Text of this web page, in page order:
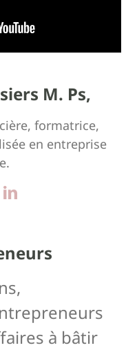
M. Ps,
formatrice,
en entreprise
à bâtir